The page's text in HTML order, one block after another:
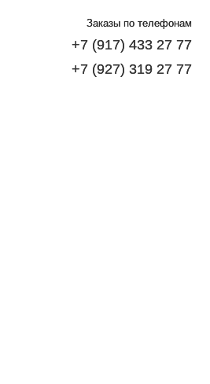
Заказы по телефонам
+7 (917) 433 27 77
+7 (927) 319 27 77